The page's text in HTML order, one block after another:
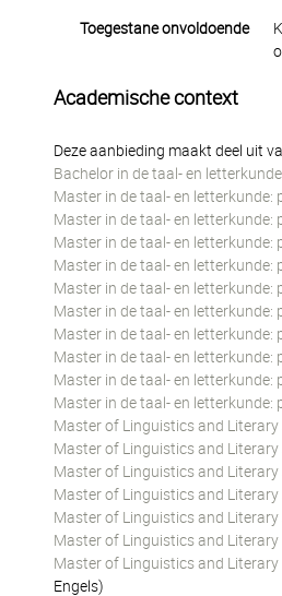
Toegestane onvoldoende
Academische context
Deze aanbieding maakt deel uit
Bachelor in de taal- en
Master in de taal- en letterkunde:
Master in de taal- en letterkunde:
Master in de taal- en letterkunde:
Master in de taal- en letterkunde:
Master in de taal- en letterkunde:
Master in de taal- en letterkunde:
Master in de taal- en letterkunde:
Master in de taal- en letterkunde:
Master in de taal- en
Master in de taal- en
Master of Linguistics and
Master of Linguistics and
Master of Linguistics and
Master of Linguistics and
Master of Linguistics and
Master of Linguistics and
Master of Linguistics and
Engels)